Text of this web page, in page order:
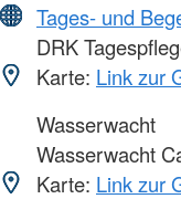
Tages- und
DRK
Karte: Link zur
Wasserwacht
Wasserwacht
Karte: Link zur